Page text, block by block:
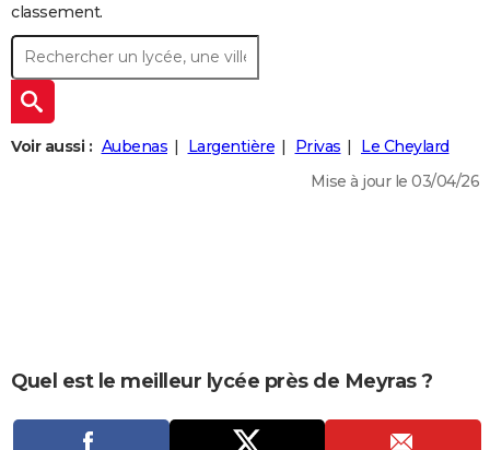
BRICOLAGE
Forum
Aménagement intérieur
Extérieur
Cuisine
Salle de bains
Jardinage
Rangement
+WEEK-END
Guides de France
Escapades
Patrimoine
Expositions
Musées
Week-end nature
+
LIFESTYLE
CARTE DE VOEUX
Carte de Noël
Carte Bonne année
Carte Saint-Valentin
Carte Pâques
Carte d'anniversaire
DICTIONNAIRE
classement.
Voir aussi : Aubenas Largentière Privas
Le Cheylard
Mise à jour le 03/04/26
Quel est le meilleur lycée près de Meyras ?